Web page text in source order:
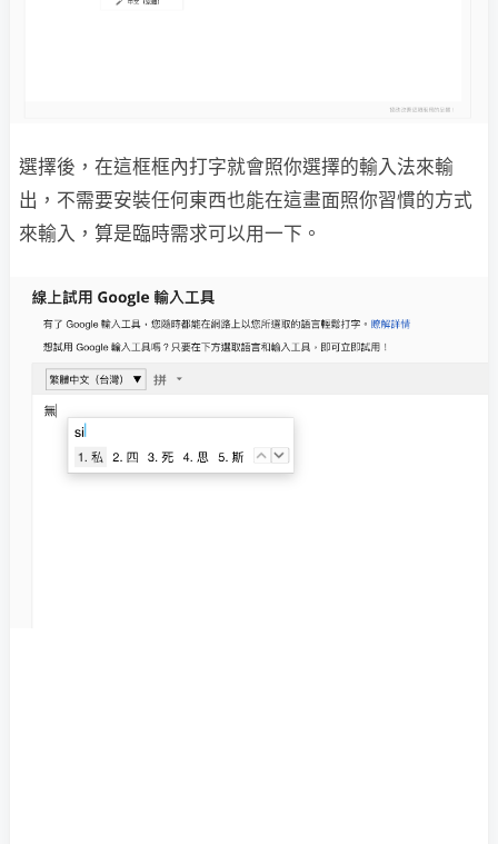
選擇後，在這框框內打字就會照你選擇的輸入法來輸
出，不需要安裝任何東西也能在這畫面照你習慣的方式
來輸入，算是臨時需求可以用一下。